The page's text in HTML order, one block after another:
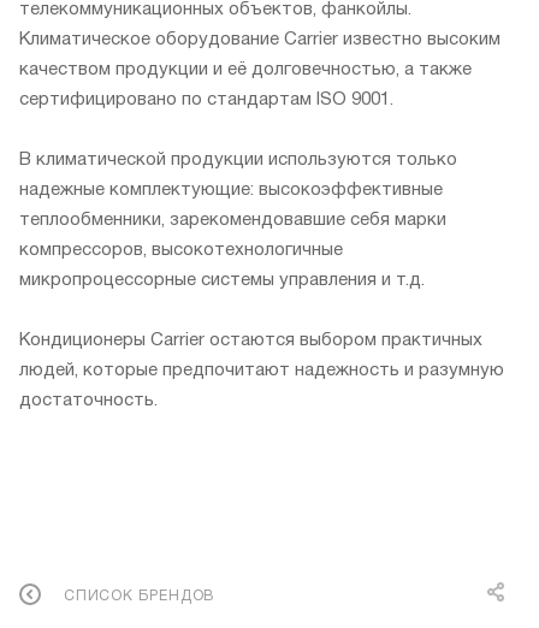
телекоммуникационных объектов, фанкойлы.
Климатическое оборудование Carrier известно высоким
качеством продукции и её долговечностью, а также
сертифицировано по стандартам ISO 9001.
В климатической продукции используются только
надежные комплектующие: высокоэффективные
теплообменники, зарекомендовавшие себя марки
компрессоров, высокотехнологичные
микропроцессорные системы управления и т.д.
Кондиционеры Carrier остаются выбором практичных
людей, которые предпочитают надежность и разумную
достаточность.
СПИСОК БРЕНДОВ